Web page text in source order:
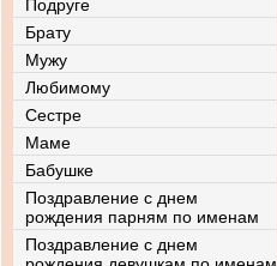
Подруге
Брату
Мужу
Любимому
Сестре
Маме
Бабушке
Поздравление с днем
рождения парням по именам
Поздравление с днем